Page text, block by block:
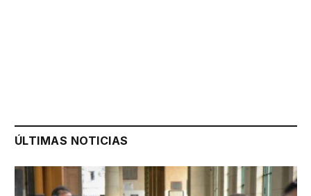
ÚLTIMAS NOTICIAS